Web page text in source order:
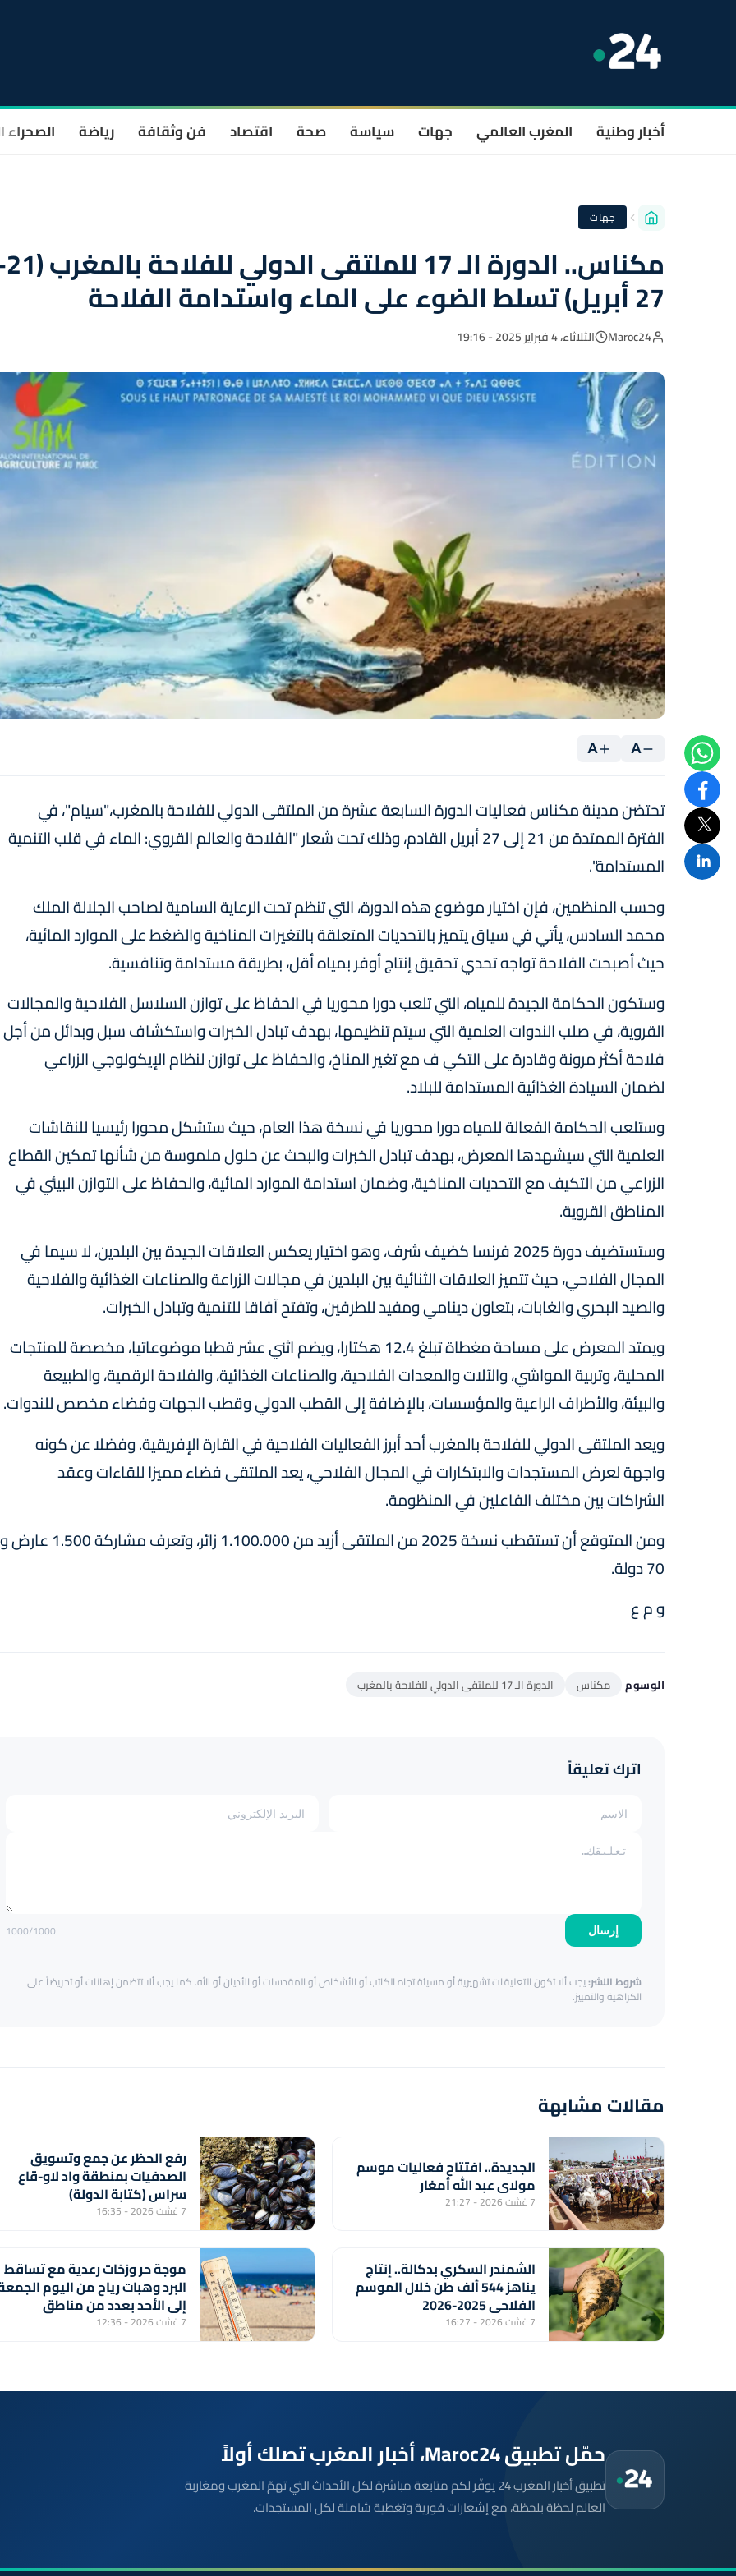
أخبار وطنية المغرب العالمي جهات سياسة صحة اقتصاد فن وثقافة رياضة الصحراء
جهات
مكناس.. الدورة الـ
27 أبريل) تسلط الضوء على الماء واستدامة الفلاحة
Maroc24 الثلاثاء، 4 فبراير 2025 - 19:16
A
A
تحتضن مدينة مكناس فعاليات الدورة السابعة عشرة من الملتقى الدولي للفلاحة بالمغرب،"سيام"، في
الفترة الممتدة من 21 إلى 27 أبريل القادم، وذلك تحت شعار "الفلاحة والعالم القروي: الماء في قلب التنمية
المستدامة".
وحسب المنظمين، فإن اختيار موضوع هذه الدورة، التي تنظم تحت الرعاية السامية لصاحب الجلالة الملك
محمد السادس، يأتي في سياق يتميز بالتحديات المتعلقة بالتغيرات المناخية والضغط على الموارد المائية،
حيث أصبحت الفلاحة تواجه تحدي تحقيق إنتاج أوفر بمياه أقل، بطريقة مستدامة وتنافسية.
وستكون الحكامة الجيدة للمياه، التي تلعب دورا محوريا في الحفاظ على توازن السلاسل الفلاحية والمجالات
القروية، في صلب الندوات العلمية التي سيتم تنظيمها، بهدف تبادل الخبرات واستكشاف سبل وبدائل من أجل
فلاحة أكثر مرونة وقادرة على التكي ف مع تغير المناخ، والحفاظ على توازن لنظام الإيكولوجي الزراعي
لضمان السيادة الغذائية المستدامة للبلاد.
وستلعب الحكامة الفعالة للمياه دورا محوريا في نسخة هذا العام، حيث ستشكل محورا رئيسيا للنقاشات
العلمية التي سيشهدها المعرض، بهدف تبادل الخبرات والبحث عن حلول ملموسة من شأنها تمكين القطاع
الزراعي من التكيف مع التحديات المناخية، وضمان استدامة الموارد المائية، والحفاظ على التوازن البيئي في
المناطق القروية.
وستستضيف دورة 2025 فرنسا كضيف شرف، وهو اختيار يعكس العلاقات الجيدة بين البلدين، لا سيما في
المجال الفلاحي، حيث تتميز العلاقات الثنائية بين البلدين في مجالات الزراعة والصناعات الغذائية والفلاحية
والصيد البحري والغابات، بتعاون دينامي ومفيد للطرفين، وتفتح آفاقا للتنمية وتبادل الخبرات.
ويمتد المعرض على مساحة مغطاة تبلغ 12.4 هكتارا، ويضم اثني عشر قطبا موضوعاتيا، مخصصة للمنتجات
المحلية، وتربية المواشي، والآلات والمعدات الفلاحية، والصناعات الغذائية، والفلاحة الرقمية، والطبيعة
والبيئة، والأطراف الراعية والمؤسسات، بالإضافة إلى القطب الدولي وقطب الجهات وفضاء مخصص للندوات.
ويعد الملتقى الدولي للفلاحة بالمغرب أحد أبرز الفعاليات الفلاحية في القارة الإفريقية. وفضلا عن كونه
واجهة لعرض المستجدات والابتكارات في المجال الفلاحي، يعد الملتقى فضاء مميزا للقاءات وعقد
الشراكات بين مختلف الفاعلين في المنظومة.
ومن المتوقع أن تستقطب نسخة 2025 من الملتقى أزيد من 1.100.000 زائر، وتعرف مشاركة 1.500 عارض و
70 دولة.
و م ع
الوسوم مكناس الدورة الـ 17 للملتقى الدولي للفلاحة بالمغرب
اترك تعليقاً
إرسال 1000/1000
شروط النشر:يجب ألا تكون التعليقات تشهيرية أو مسيئة تجاه الكاتب أو الأشخاص أو المقدسات أو الأديان أو الله. كما يجب ألا تتضمن إهانات أو تحريضاً على
الكراهية والتمييز.
مقالات مشابهة
الجديدة.. افتتاح فعاليات موسم
مولاي عبد الله أمغار
7 غشت 2026 - 21:27
رفع الحظر عن جمع وتسويق
الصدفيات بمنطقة واد لاو-قاع
سراس (كتابة الدولة)
7 غشت 2026 - 16:35
الشمندر السكري بدكالة.. إنتاج
يناهز 544 ألف طن خلال الموسم
الفلاحي 2025-2026
7 غشت 2026 - 16:27
موجة حر وزخات رعدية مع تساقط
البرد وهبات رياح من اليوم
إلى الأحد بعدد من مناطق
المملكة (نشرة إنذارية)
7 غشت 2026 - 12:36
حمّل تطبيق Maroc24، أخبار المغرب تصلك أولاً
تطبيق أخبار المغرب 24 يوفّر لكم متابعة مباشرة لكل الأحداث التي تهمّ المغرب ومغاربة
العالم لحظة بلحظة، مع إشعارات فورية وتغطية شاملة لكل المستجدات.